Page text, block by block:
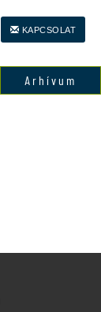
Arhívum
KAPCSOLAT